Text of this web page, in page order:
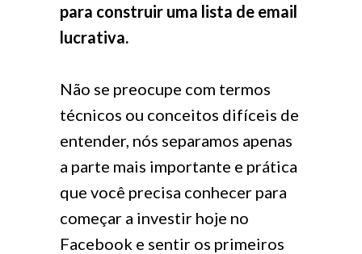
para construir uma lista de email
lucrativa.
Não se preocupe com termos
técnicos ou conceitos difíceis de
entender, nós separamos apenas
a parte mais importante e prática
que você precisa conhecer para
começar a investir hoje no
Facebook e sentir os primeiros